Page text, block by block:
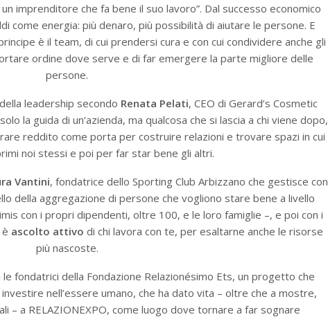
imprenditore che fa bene il suo lavoro”. Dal successo economico
come energia: più denaro, più possibilità di aiutare le persone. E
è il team, di cui prendersi cura e con cui condividere anche gli
ordine dove serve e di far emergere la parte migliore delle
persone.
leadership secondo Renata Pelati, CEO di Gerard’s Cosmetic
la guida di un’azienda, ma qualcosa che si lascia a chi viene dopo,
reddito come porta per costruire relazioni e trovare spazi in cui
noi stessi e poi per far star bene gli altri.
Vantini, fondatrice dello Sporting Club Arbizzano che gestisce con
della aggregazione di persone che vogliono stare bene a livello
con i propri dipendenti, oltre 100, e le loro famiglie –, e poi con i
ascolto attivo di chi lavora con te, per esaltarne anche le risorse
più nascoste.
le fondatrici della Fondazione Relazionésimo Ets, un progetto che
nell’essere umano, che ha dato vita – oltre che a mostre,
– a RELAZIONEXPO, come luogo dove tornare a far sognare